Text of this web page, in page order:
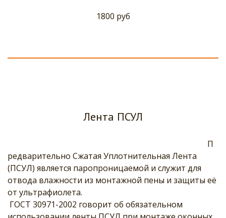
1800 руб
Лента ПСУЛ
П
редварительно Сжатая Уплотнительная Лента
(ПСУЛ) является паропроницаемой и служит для
отвода влажности из монтажной пены и защиты её
от ультрафиолета.
ГОСТ 30971-2002 говорит об обязательном